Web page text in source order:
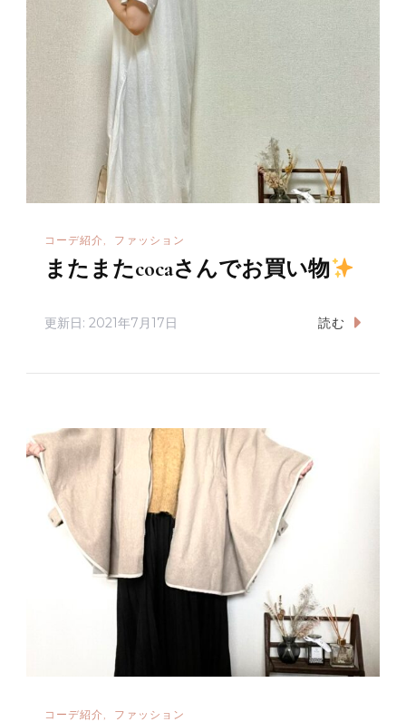
コーデ紹介 ファッション
またまたcocaさんでお買い物
更新日: 2021年7月17日 読む
コーデ紹介 ファッション